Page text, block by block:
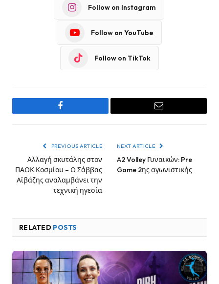
Follow on Instagram
Follow on YouTube
Follow on TikTok
Facebook Email
PREVIOUS ARTICLE
Αλλαγή σκυτάλης στον
ΠΑΟΚ Κοσμίου – Ο Σάββας
Αϊβάζης αναλαμβάνει την
τεχνική ηγεσία
NEXT ARTICLE
Α2 Volley Γυναικών: Pre
Game 2ης αγωνιστικής
RELATED POSTS